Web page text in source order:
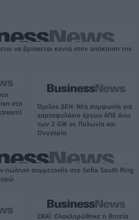
να βρίσκεται κοντά στην απόκτηση της
στο
Όμιλος ΔΕΗ: Νέα συμφωνία για
χαρτοφυλάκιο έργων ΑΠΕ άνω
των 2 GW σε Πολωνία και
Ουγγαρία
πώληση συμμετοχής στο Sofia South Ring
ΣΚΑΪ: Ολοκληρώθηκε η θητεία